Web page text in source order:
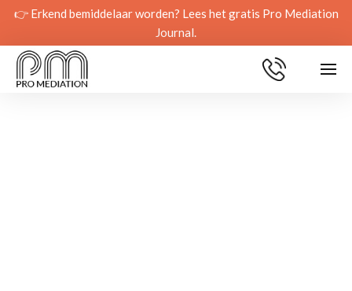
👉 Erkend bemiddelaar worden? Lees het gratis Pro Mediation
Journal.